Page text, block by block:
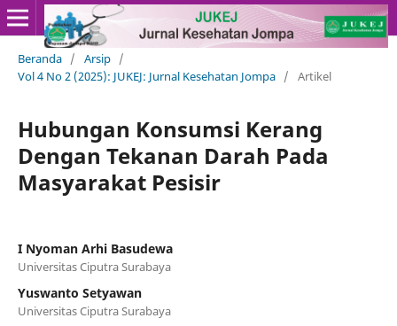
Beranda / Arsip /
Vol 4 No 2 (2025): JUKEJ: Jurnal Kesehatan Jompa / Artikel
Hubungan Konsumsi Kerang
Dengan Tekanan Darah Pada
Masyarakat Pesisir
I Nyoman Arhi Basudewa
Universitas Ciputra Surabaya
Yuswanto Setyawan
Universitas Ciputra Surabaya